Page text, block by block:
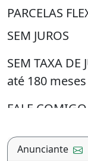
PARCELAS
SEM JUROS
SEM TAXA DE
até 180 meses
FALE
Anunciante